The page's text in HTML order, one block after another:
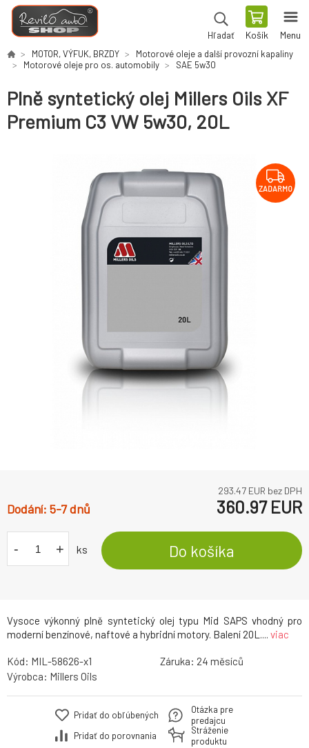
Hľadať Košík Menu
MOTOR, VÝFUK, BRZDY
Motorové oleje a další provozní kapaliny
Motorové oleje pro os. automobily
SAE 5w30
Plně syntetický olej Millers Oils XF
Premium C3 VW 5w30, 20L
ZADARMO
Vysoce výkonný plně syntetický olej typu Mid SAPS vhodný pro
moderní benzínové, naftové a hybridní motory. Balení 20L.... viac
293.47 EUR bez DPH
5-7 dnů 360.97EUR
- + ks Do košíka
Kód: MIL-58626-x1 Záruka: 24
Výrobca: Millers Oils
Pridať do obľúbených
Pridať do porovnania
Otázka pre
predajcu
Stráženie
produktu